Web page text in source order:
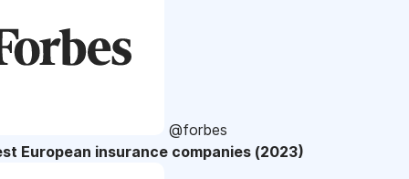
@forbes
European insurance companies (2023)